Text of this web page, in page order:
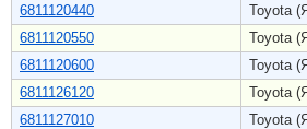
6811120440
Toyota
6811120550
Toyota
6811120600
Toyota
6811126120
Toyota
6811127010
Toyota